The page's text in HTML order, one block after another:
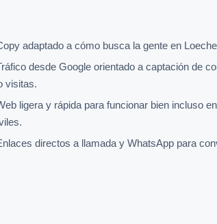
adaptado a cómo busca la gente en
desde Google orientado a captación de
visitas.
ligera y rápida para funcionar bien incluso
directos a llamada y WhatsApp para